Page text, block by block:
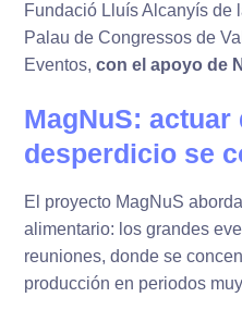
Fundació Lluís Alcanyís de
Palau de Congressos de
Eventos, con el apoyo de
MagNuS: actuar
desperdicio se
El proyecto MagNuS
alimentario: los grandes
reuniones, donde se
producción en periodos